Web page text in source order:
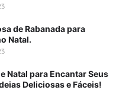
de Rabanada para
Natal.
Natal para Encantar Seus
Deliciosas e Fáceis!